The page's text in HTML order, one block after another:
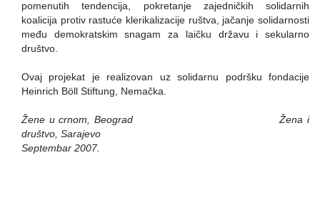
pomenutih tendencija, pokretanje zajedničkih solidarnih
koalicija protiv rastuće klerikalizacije ruštva, jačanje solidarnosti
među demokratskim snagam za laičku državu i sekularno
društvo.
Ovaj projekat je realizovan uz solidarnu podršku fondacije
Heinrich Böll Stiftung, Nemačka.
Žene u crnom, Beograd
Žena i
društvo, Sarajevo
Septembar 2007.